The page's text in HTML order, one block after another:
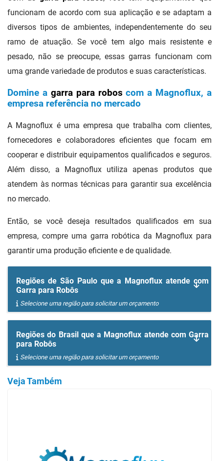
funcionam de acordo com sua aplicação e se adaptam a
diversos tipos de ambientes, independentemente do seu
ramo de atuação. Se você tem algo mais resistente e
pesado, não se preocupe, essas garras funcionam com
uma grande variedade de produtos e suas características.
Domine a garra para robos com a Magnoflux, a
empresa referência no mercado
A Magnoflux é uma empresa que trabalha com clientes,
fornecedores e colaboradores eficientes que focam em
cooperar e distribuir equipamentos qualificados e seguros.
Além disso, a Magnoflux utiliza apenas produtos que
atendem às normas técnicas para garantir sua excelência
no mercado.
Então, se você deseja resultados qualificados em sua
empresa, compre uma garra robótica da Magnoflux para
garantir uma produção eficiente e de qualidade.
Regiões de São Paulo que a Magnoflux atende com
Garra para Robôs
Selecione uma região para solicitar um orçamento
Regiões do Brasil que a Magnoflux atende com Garra
para Robôs
Selecione uma região para solicitar um orçamento
Veja Também